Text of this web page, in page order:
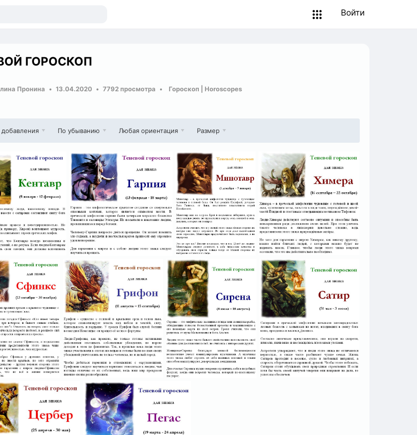
Войти
ГОРОСКОП
Пронина 13.04.2020 7792 просмотра Гороскоп | Horoscopes
По убыванию Любая ориентация Размер